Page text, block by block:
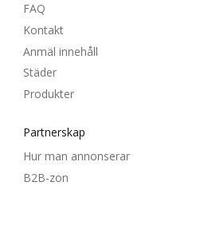
FAQ
Kontakt
Anmäl innehåll
Städer
Produkter
Partnerskap
Hur man annonserar
B2B-zon